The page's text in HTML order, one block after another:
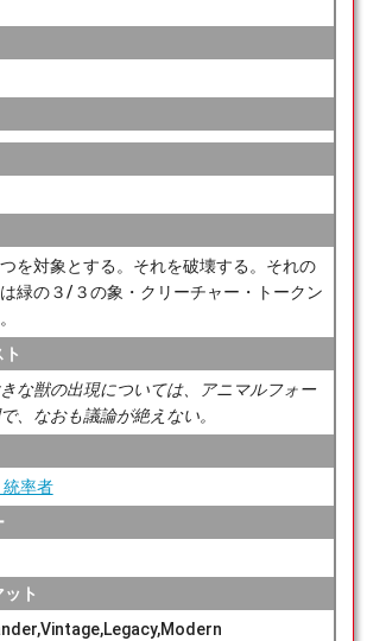
を対象とする。それを破壊する。それの
緑の３/３の象・クリーチャー・トークン
な獣の出現については、アニマルフォー
、なおも議論が絶えない。
統率者
ト